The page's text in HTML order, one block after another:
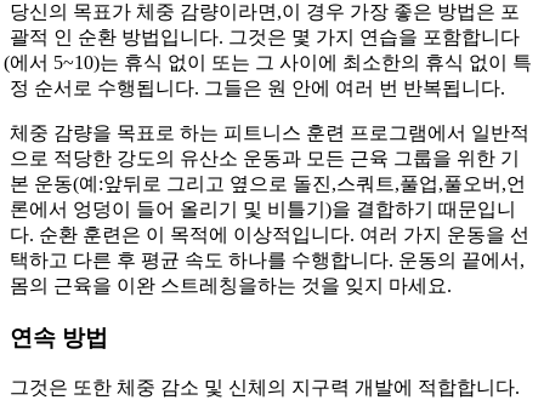
당신의 목표가 체중 감량이라면,이 경우 가장 좋은 방법은 포
괄적 인 순환 방법입니다. 그것은 몇 가지 연습을 포함합니다
(에서 5~10)는 휴식 없이 또는 그 사이에 최소한의 휴식 없이 특
정 순서로 수행됩니다. 그들은 원 안에 여러 번 반복됩니다.
체중 감량을 목표로 하는 피트니스 훈련 프로그램에서 일반적
으로 적당한 강도의 유산소 운동과 모든 근육 그룹을 위한 기
본 운동(예:앞뒤로 그리고 옆으로 돌진,스쿼트,풀업,풀오버,언
론에서 엉덩이 들어 올리기 및 비틀기)을 결합하기 때문입니
다. 순환 훈련은 이 목적에 이상적입니다. 여러 가지 운동을 선
택하고 다른 후 평균 속도 하나를 수행합니다. 운동의 끝에서,
몸의 근육을 이완 스트레칭을하는 것을 잊지 마세요.
연속 방법
그것은 또한 체중 감소 및 신체의 지구력 개발에 적합합니다.